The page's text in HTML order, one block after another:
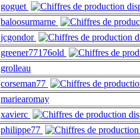
goguet
baloosurmarne
jcgondor
greener77176old
grolleau
corseman77
mariearomay
xavierc
philippe77